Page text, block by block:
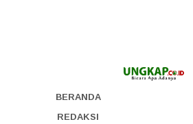
BERANDA
REDAKSI